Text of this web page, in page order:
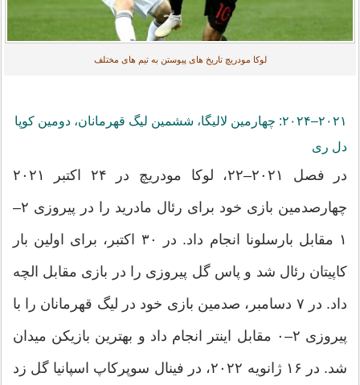
لوکا مودریچ تاریخ های پیوستن به تیم های مختلف
۲۰۲۱–۲۰۲۴: چهارمین لالیگا، ششمین لیگ قهرمانان، دومین کوپا
دل ری
در فصل ۲۰۲۱–۲۲، لوکا مودریچ در ۲۴ اکتبر ۲۰۲۱
چهارصدمین بازی خود برای رئال مادرید را در پیروزی ۲–
۱ مقابل بارسلونا انجام داد. در ۳۰ اکتبر، برای اولین بار
کاپیتان رئال شد و پاس گل پیروزی را در بازی مقابل الچه
داد. در ۷ دسامبر، صدمین بازی خود در لیگ قهرمانان را با
پیروزی ۲–۰ مقابل اینتر انجام داد و بهترین بازیکن میدان
شد. در ۱۶ ژانویه ۲۰۲۲، در فینال سوپرکاپ اسپانیا گل زد